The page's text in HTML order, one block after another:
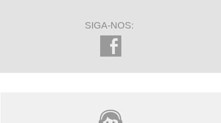
SIGA-NOS: